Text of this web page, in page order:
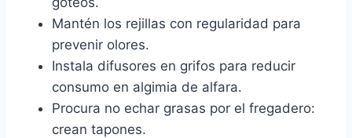
Mantén los rejillas con regularidad para
prevenir olores.
Instala difusores en grifos para reducir
consumo en algimia de alfara.
Procura no echar grasas por el fregadero:
crean tapones.